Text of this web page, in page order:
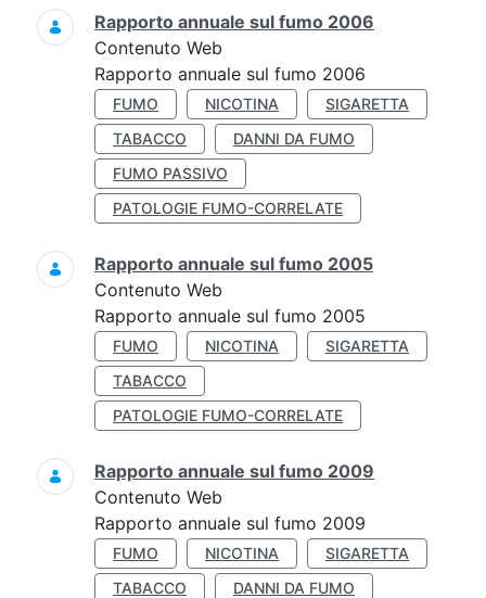
Rapporto annuale sul fumo 2006
Contenuto Web
Rapporto annuale sul fumo 2006
FUMO NICOTINA
SIGARETTA
TABACCO
DANNI DA FUMO
FUMO PASSIVO
PATOLOGIE FUMO-CORRELATE
Rapporto annuale sul fumo 2005
Contenuto Web
Rapporto annuale sul fumo 2005
FUMO NICOTINA
SIGARETTA
TABACCO
PATOLOGIE FUMO-CORRELATE
Rapporto annuale sul fumo 2009
Contenuto Web
Rapporto annuale sul fumo 2009
FUMO NICOTINA
SIGARETTA
TABACCO
DANNI DA FUMO